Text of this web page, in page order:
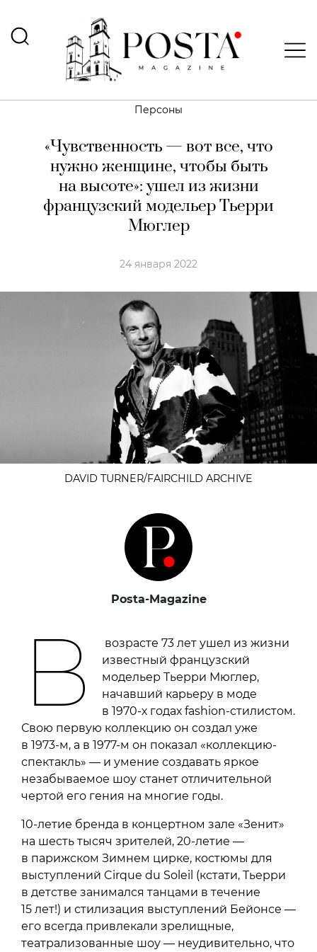
Персоны
«Чувственность — вот все, что
нужно женщине, чтобы быть
на высоте»: ушел из жизни
французский модельер Тьерри
Мюглер
24 января 2022
DAVID TURNER/FAIRCHILD ARCHIVE
Posta-Magazine
В
возрасте 73 лет ушел из жизни
известный французский
модельер Тьерри Мюглер,
начавший карьеру в моде
в 1970-х годах fashion-стилистом.
Свою первую коллекцию он создал уже
в 1973-м, а в 1977-м он показал «коллекцию-
спектакль» — и умение создавать яркое
незабываемое шоу станет отличительной
чертой его гения на многие годы.
10-летие бренда в концертном зале «Зенит»
на шесть тысяч зрителей, 20-летие —
в парижском Зимнем цирке, костюмы для
выступлений Cirque du Soleil (кстати, Тьерри
в детстве занимался танцами в течение
15 лет!) и стилизация выступлений Бейонсе —
его всегда привлекали зрелищные,
театрализованные шоу — неудивительно, что